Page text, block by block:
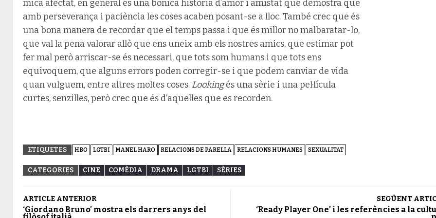
mica afectat, en general és una bonica història d’amor i amistat que demostra que
amb perseverança i paciència les coses acaben posant-se a lloc. També crec que és
una bona manera de recordar que el temps passa i que és millor no malbaratar-lo,
que val la pena valorar allò que ens uneix amb els nostres amics, que estimar pot
fer mal però arriscar-se és necessari, que tots som humans i que tots ens
equivoquem, que alguns errors poden corregir-se i que podem canviar de vida
quan vulguem, entre altres moltes coses. Lookingés una sèrie i una pel·lícula
curtes, senzilles, però crec que és d’aquelles que es recorden.
ETIQUETES HBO LGTBI MANEL HARO RELACIONS DE PARELLA RELACIONS HUMANES SEXUALITAT
CATEGORIES CINE COMÈDIA DRAMA LGTBI SÈRIES
ARTICLE ANTERIOR
‘Giordano Bruno’ mostra els darrers anys del
SEGÜENT
‘Ready Player One’ i les referències a la